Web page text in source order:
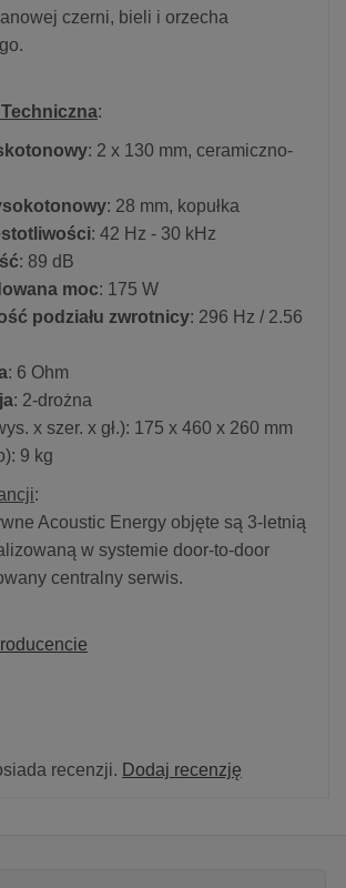
czerni, bieli i orzecha
:
: 2 x 130 mm, ceramiczno-
: 28 mm, kopułka
: 42 Hz - 30 kHz
: 89 dB
moc: 175 W
podziału zwrotnicy: 296 Hz / 2.56
: 6 Ohm
: 2-drożna
x szer. x gł.): 175 x 460 x 260 mm
9 kg
:
Acoustic Energy objęte są 3-letnią
w systemie door-to-door
centralny serwis.
recenzji. Dodaj recenzję